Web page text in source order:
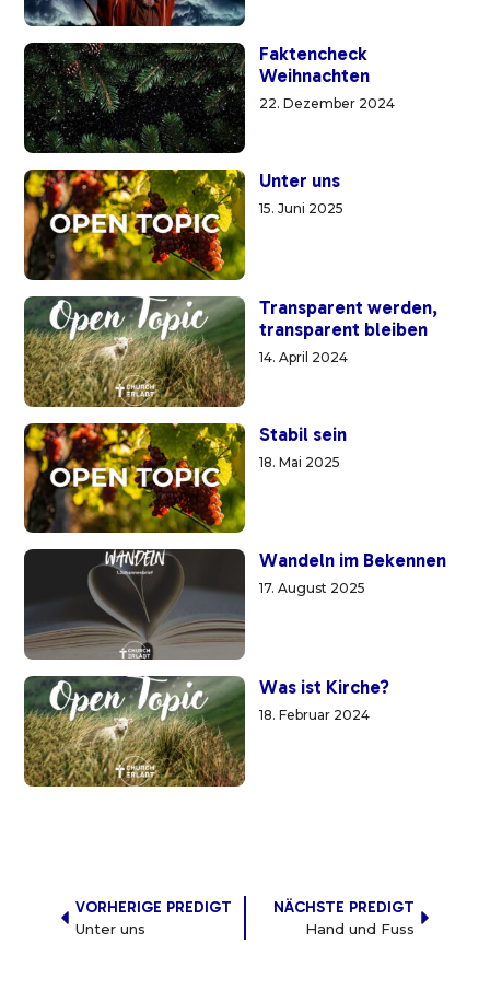
Faktencheck
Weihnachten
22. Dezember 2024
Unter uns
15. Juni 2025
Transparent werden,
transparent bleiben
14. April 2024
Stabil sein
18. Mai 2025
Wandeln im Bekennen
17. August 2025
Was ist Kirche?
18. Februar 2024
VORHERIGE PREDIGT
Unter uns
NÄCHSTE PREDIGT
Hand und Fuss